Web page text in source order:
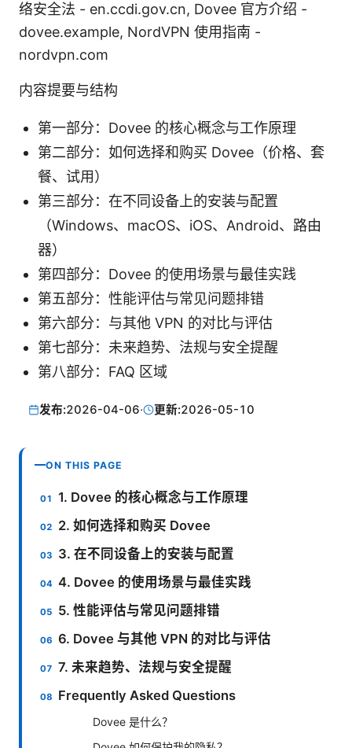
络安全法 - en.ccdi.gov.cn, Dovee 官方介绍 -
dovee.example, NordVPN 使用指南 -
nordvpn.com
内容提要与结构
第一部分：Dovee 的核心概念与工作原理
第二部分：如何选择和购买 Dovee（价格、套
餐、试用）
第三部分：在不同设备上的安装与配置
（Windows、macOS、iOS、Android、路由
器）
第四部分：Dovee 的使用场景与最佳实践
第五部分：性能评估与常见问题排错
第六部分：与其他 VPN 的对比与评估
第七部分：未来趋势、法规与安全提醒
第八部分：FAQ 区域
发布:2026-04-06· 更新:2026-05-10
ON THIS PAGE
1. Dovee 的核心概念与工作原理
2. 如何选择和购买 Dovee
3. 在不同设备上的安装与配置
4. Dovee 的使用场景与最佳实践
5. 性能评估与常见问题排错
6. Dovee 与其他 VPN 的对比与评估
7. 未来趋势、法规与安全提醒
Frequently Asked Questions
Dovee 是什么？